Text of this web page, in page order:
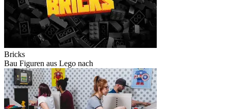
Bricks
Bau Figuren aus Lego nach